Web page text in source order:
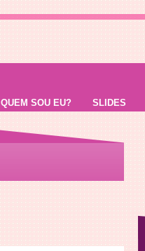
QUEM SOU EU? SLIDES